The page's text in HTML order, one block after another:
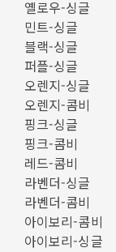
옐로우-싱글
민트-싱글
블랙-싱글
퍼플-싱글
오렌지-싱글
오렌지-콤비
핑크-싱글
핑크-콤비
레드-콤비
라벤더-싱글
라벤더-콤비
아이보리-콤비
아이보리-싱글